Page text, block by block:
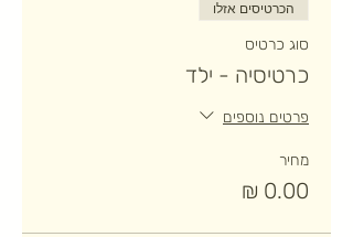
הכרטיסים אזלו
סוג כרטיס
כרטיסיה - ילד
פרטים נוספים
מחיר